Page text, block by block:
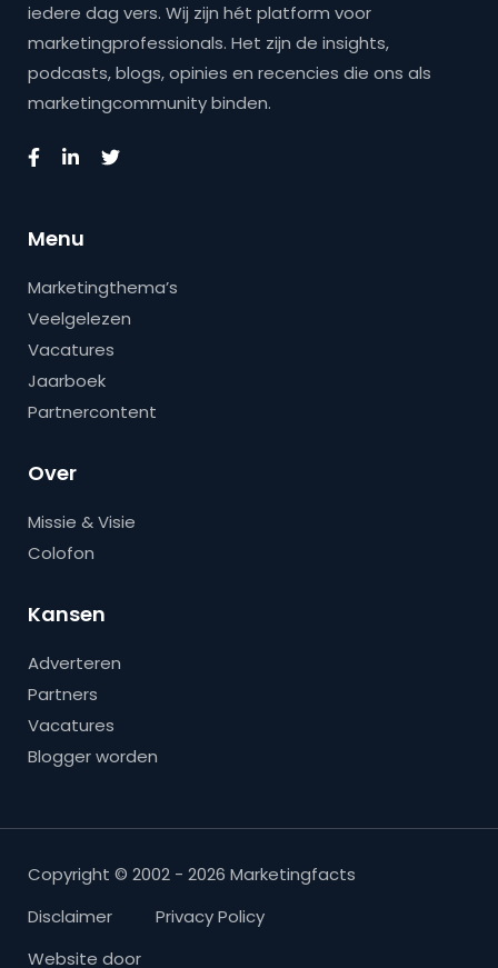
iedere dag vers. Wij zijn hét platform voor
marketingprofessionals. Het zijn de insights,
podcasts, blogs, opinies en recencies die ons als
marketingcommunity binden.
Menu
Marketingthema’s
Veelgelezen
Vacatures
Jaarboek
Partnercontent
Over
Missie & Visie
Colofon
Kansen
Adverteren
Partners
Vacatures
Blogger worden
Copyright © 2002 - 2026 Marketingfacts
Disclaimer
Privacy Policy
Website door